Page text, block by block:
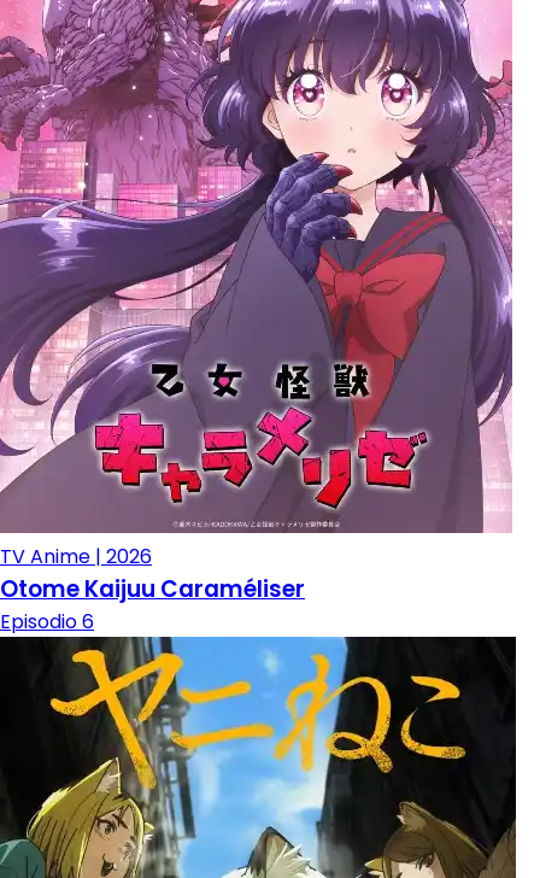
TV Anime | 2026
Otome Kaijuu Caraméliser
Episodio 6